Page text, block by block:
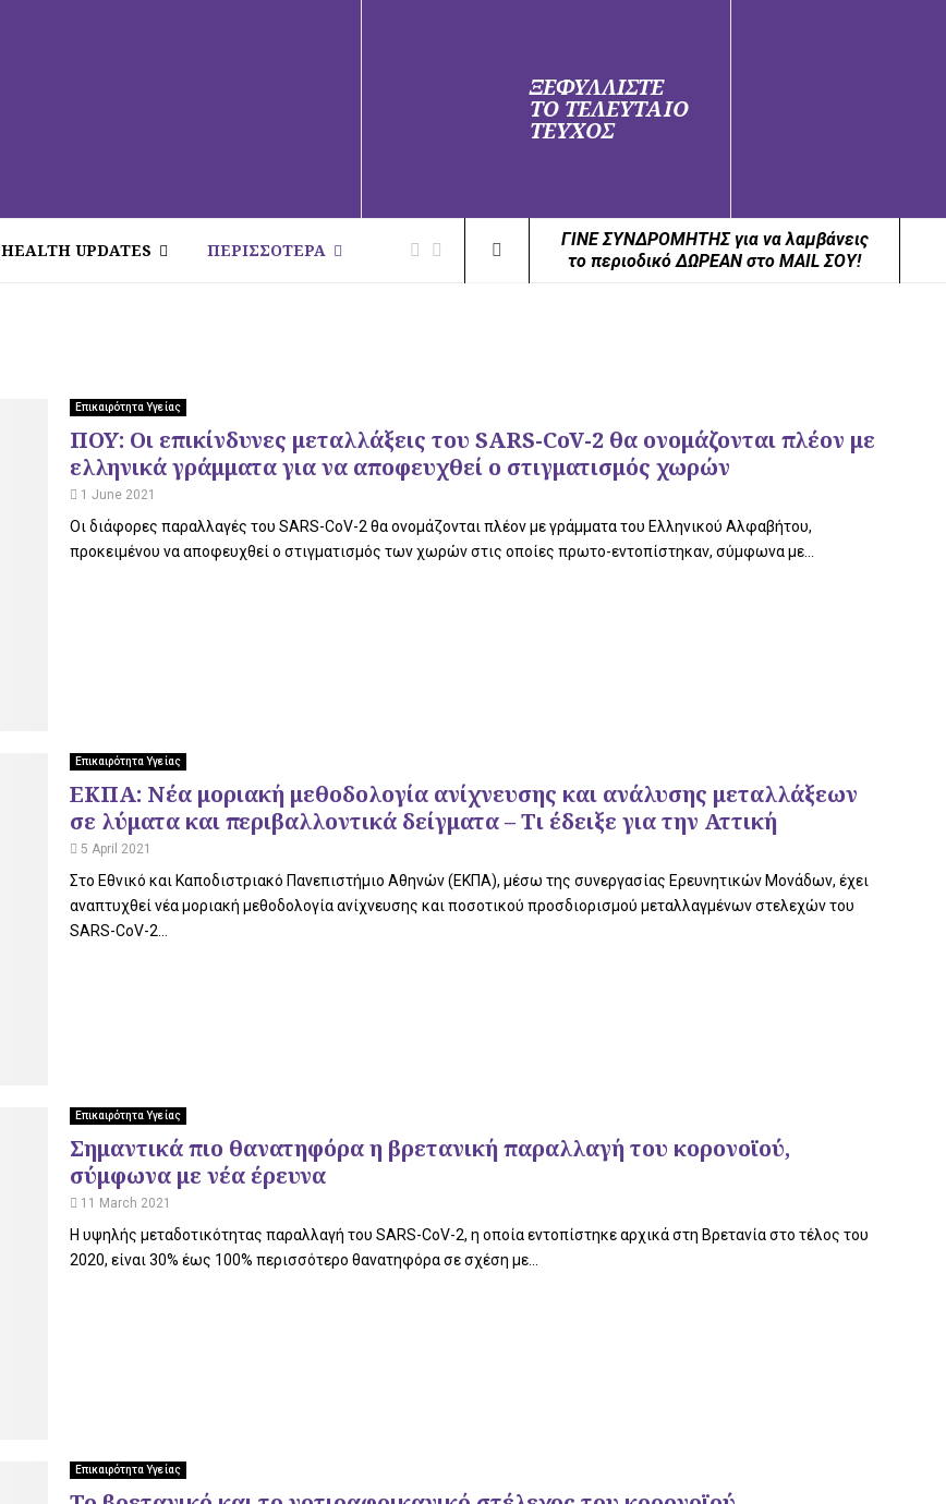
ΞΕΦΥΛΛΙΣΤΕ
ΤΟ ΤΕΛΕΥΤΑΙΟ
ΤΕΥΧΟΣ
HEALTH UPDATES ΠΕΡΙΣΣΟΤΕΡΑ
ΓΙΝΕ ΣΥΝΔΡΟΜΗΤΗΣ για να λαμβάνεις
το περιοδικό ΔΩΡΕΑΝ στο MAIL ΣΟΥ!
Επικαιρότητα Υγείας
ΠΟΥ: Οι επικίνδυνες μεταλλάξεις του SARS-CoV-2 θα ονομάζονται πλέον με
ελληνικά γράμματα για να αποφευχθεί ο στιγματισμός χωρών
1 June 2021
Οι διάφορες παραλλαγές του SARS-CoV-2 θα ονομάζονται πλέον με γράμματα του Ελληνικού Αλφαβήτου,
προκειμένου να αποφευχθεί ο στιγματισμός των χωρών στις οποίες πρωτο-εντοπίστηκαν, σύμφωνα με...
Επικαιρότητα Υγείας
ΕΚΠΑ: Νέα μοριακή μεθοδολογία ανίχνευσης και ανάλυσης μεταλλάξεων
σε λύματα και περιβαλλοντικά δείγματα – Τι έδειξε για την Αττική
5 April 2021
Στο Εθνικό και Καποδιστριακό Πανεπιστήμιο Αθηνών (ΕΚΠΑ), μέσω της συνεργασίας Ερευνητικών Μονάδων, έχει
αναπτυχθεί νέα μοριακή μεθοδολογία ανίχνευσης και ποσοτικού προσδιορισμού μεταλλαγμένων στελεχών του
SARS-CoV-2...
Επικαιρότητα Υγείας
Σημαντικά πιο θανατηφόρα η βρετανική παραλλαγή του κορονοϊού,
σύμφωνα με νέα έρευνα
11 March 2021
Η υψηλής μεταδοτικότητας παραλλαγή του SARS-CoV-2, η οποία εντοπίστηκε αρχικά στη Βρετανία στο τέλος του
2020, είναι 30% έως 100% περισσότερο θανατηφόρα σε σχέση με...
Επικαιρότητα Υγείας